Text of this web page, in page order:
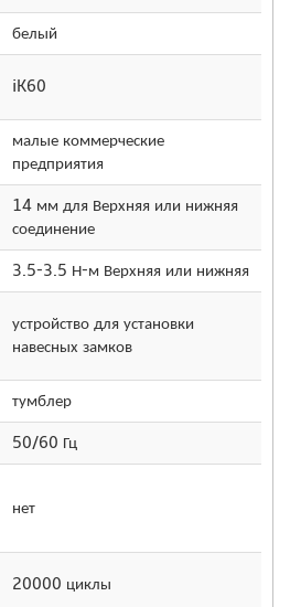
белый
iK60
малые коммерческие
предприятия
14 мм для Верхняя или нижняя
соединение
3.5-3.5 Н-м Верхняя или нижняя
устройство для установки
навесных замков
тумблер
50/60 Гц
нет
20000 циклы